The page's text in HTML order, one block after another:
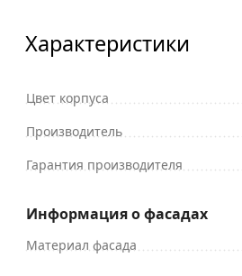
Характеристики
Цвет корпуса
Производитель
Гарантия производителя
Информация о фасадах
Материал фасада